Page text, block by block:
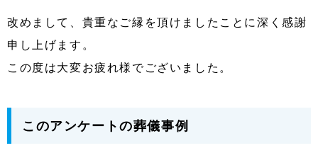
改めまして、貴重なご縁を頂けましたことに深く感謝
申し上げます。
この度は大変お疲れ様でございました。
このアンケートの葬儀事例